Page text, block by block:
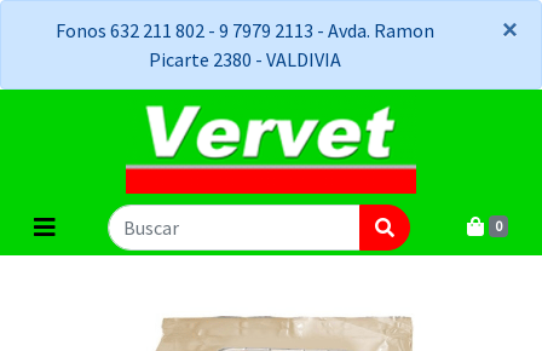
Fonos 632 211 802 - 9 7979 2113 - Avda. Ramon
Picarte 2380 - VALDIVIA
×
×
0